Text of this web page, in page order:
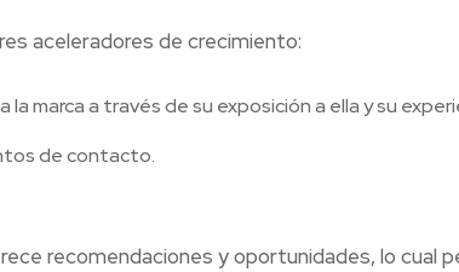
aceleradores de crecimiento:
marca a través de su exposición a ella y su
de contacto.
recomendaciones y oportunidades, lo cual